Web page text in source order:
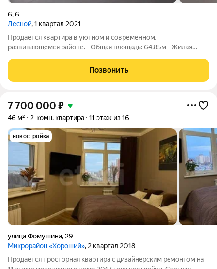
6,6
Лесной, 1 квартал 2021
Продается квартира в уютном и современном,
развивающемся районе. - Общая площадь: 64.85м - Жилая
встреч с друзьями - Тип стен - монолитный. - Отопление -
автономное (крышная котельная)
Позвонить
7 700 000 ₽
46 м² 2-комн. квартира 11 этаж из 16
новостройка
улица Фомушина, 29
Микрорайон «Хороший», 2 квартал 2018
Пpoдаетcя пpoсторная кваpтирa с дизайнeрским peмoнтом нa